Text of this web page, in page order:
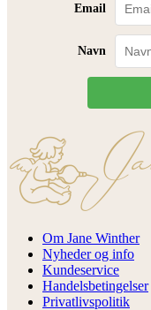
Email
Navn
Om Jane Winther
Nyheder og info
Kundeservice
Handelsbetingelser
Privatlivspolitik